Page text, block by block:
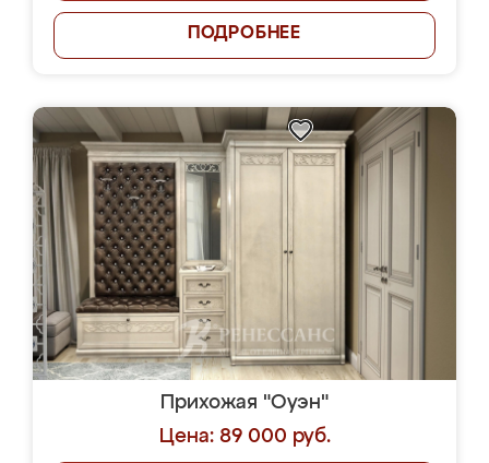
ПОДРОБНЕЕ
Прихожая "Оуэн"
Цена: 89 000 руб.